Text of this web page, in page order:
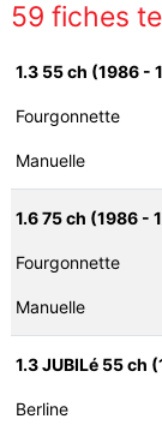
59 fiches
1.3 55 ch (1986 -
Fourgonnette
Manuelle
1.6 75 ch (1986 -
Fourgonnette
Manuelle
1.3 JUBILé 55 ch
Berline